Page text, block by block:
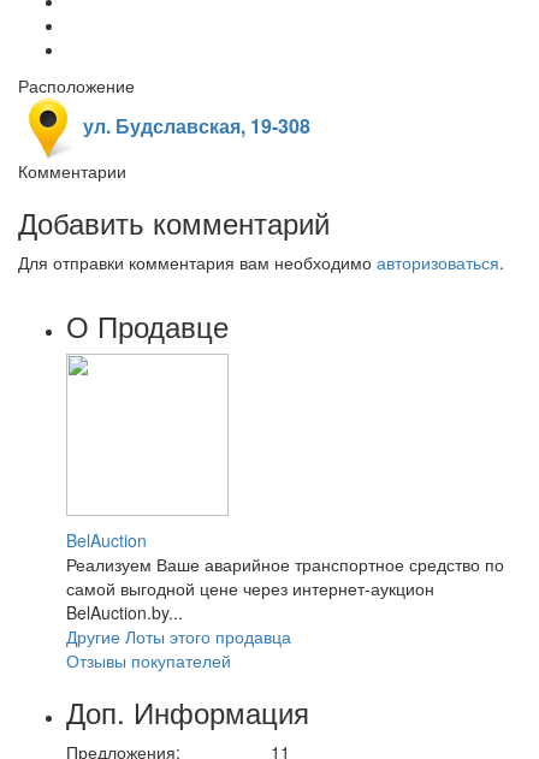
Расположение
ул. Будславская, 19-308
Комментарии
Добавить комментарий
Для отправки комментария вам необходимо авторизоваться.
О Продавце
BelAuction
Реализуем Ваше аварийное транспортное средство по
самой выгодной цене через интернет-аукцион
BelAuction.by...
Другие Лоты этого продавца
Отзывы покупателей
Доп. Информация
Предложения: 11